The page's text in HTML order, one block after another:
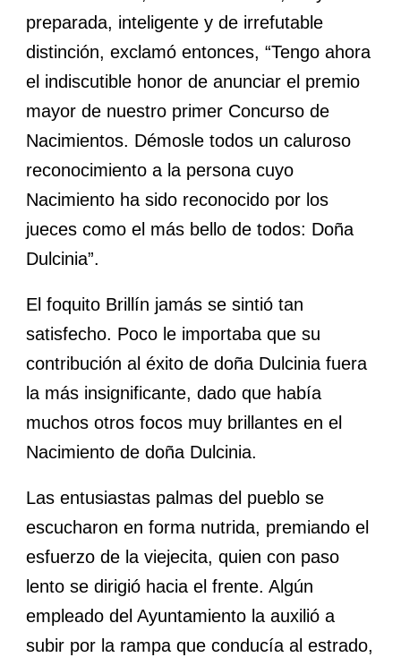
preparada, inteligente y de irrefutable
distinción, exclamó entonces, “Tengo ahora
el indiscutible honor de anunciar el premio
mayor de nuestro primer Concurso de
Nacimientos. Démosle todos un caluroso
reconocimiento a la persona cuyo
Nacimiento ha sido reconocido por los
jueces como el más bello de todos: Doña
Dulcinia”.
El foquito Brillín jamás se sintió tan
satisfecho. Poco le importaba que su
contribución al éxito de doña Dulcinia fuera
la más insignificante, dado que había
muchos otros focos muy brillantes en el
Nacimiento de doña Dulcinia.
Las entusiastas palmas del pueblo se
escucharon en forma nutrida, premiando el
esfuerzo de la viejecita, quien con paso
lento se dirigió hacia el frente. Algún
empleado del Ayuntamiento la auxilió a
subir por la rampa que conducía al estrado,